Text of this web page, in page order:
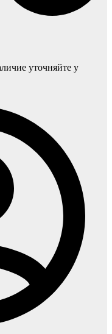
уточняйте у